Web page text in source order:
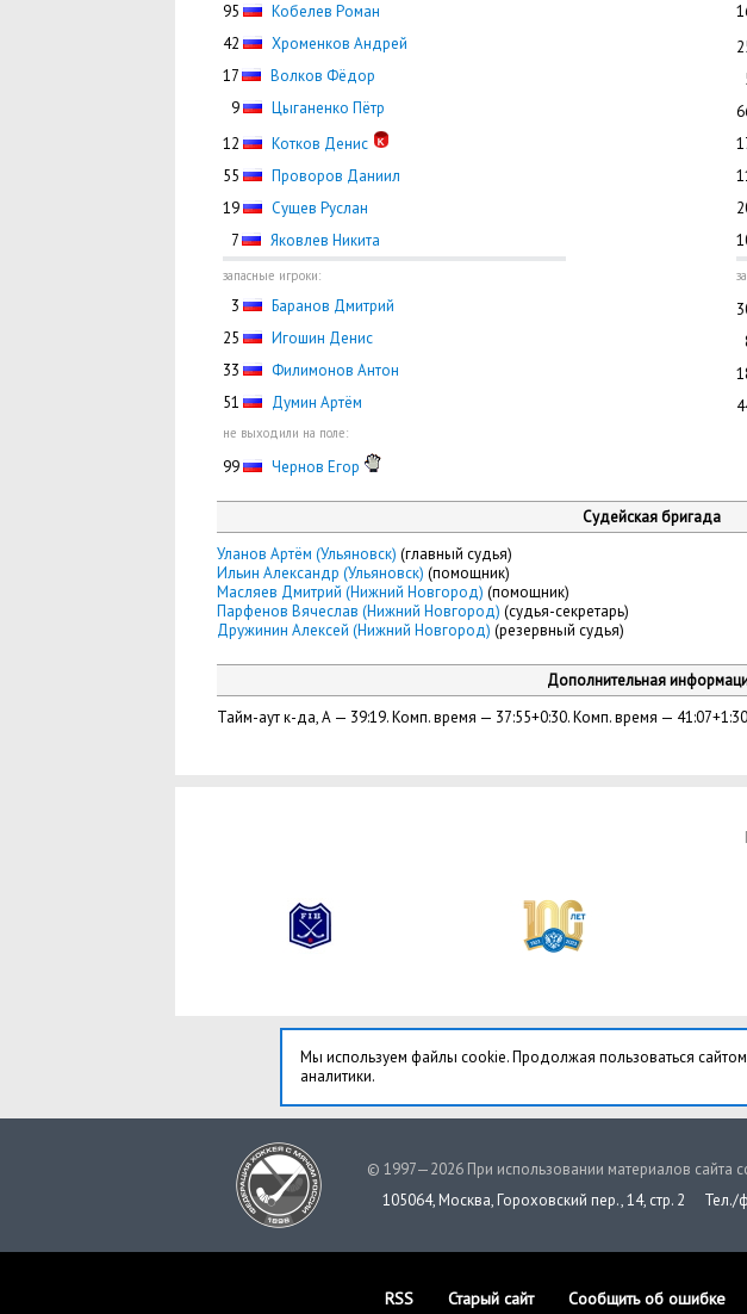
95
Кобелев Роман
42
Хроменков Андрей
17
Волков Фёдор
9
Цыганенко Пётр
12
Котков Денис
55
Проворов Даниил
19
Сущев Руслан
7 Яковлев Никита
запасные игроки:
3
Баранов Дмитрий
25
Игошин Денис
33
Филимонов Антон
51
Думин Артём
не выходили на поле:
99 Чернов Егор
Судейская бригада
Уланов Артём (Ульяновск) (главный судья)
Ильин Александр (Ульяновск) (помощник)
Масляев Дмитрий (Нижний Новгород) (помощник)
Парфенов Вячеслав (Нижний Новгород) (судья-секретарь)
Дружинин Алексей (Нижний Новгород) (резервный судья)
Дополнительная
Тайм-аут к-да, А — 39:19. Комп. время — 37:55+0:30. Комп. время —
Мы используем файлы cookie. Продолжая пользоваться
аналитики.
© 1997—2026 При использовании материалов сайта
105064, Москва, Гороховский пер., 14, стр. 2
Тел./
RSS Старый сайт Сообщить об ошибке